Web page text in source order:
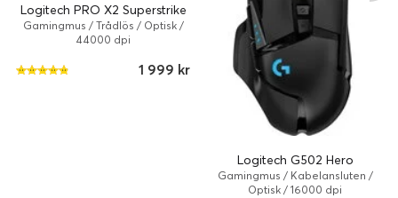
SNYGG DESIGN, GJORD FÖR VIDEO
Yeti Orb har en snygg, stilren, kameraanpassad design som gör
att streamen ser prydlig ut.
Logitech PRO X2 Superstrike
Gamingmus / Trådlös / Optisk /
44000 dpi
1 999 kr
Logitech G502 Hero
Gamingmus / Kabelansluten /
Optisk / 16000 dpi